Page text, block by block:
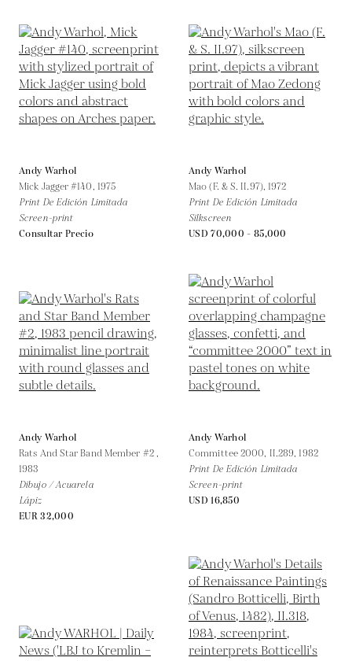
Andy Warhol
Mick Jagger #140, 1975
Print De Edición Limitada
Screen-print
Consultar Precio
Andy Warhol
Mao (F. & S. II.97),1972
Print De Edición Limitada
Silkscreen
USD 70,000 - 85,000
Andy Warhol
Rats And Star Band Member #2 ,
1983
Dibujo / Acuarela
Lápiz
EUR 32,000
Andy Warhol
Committee 2000, II.289,1982
Print De Edición Limitada
Screen-print
USD 16,850